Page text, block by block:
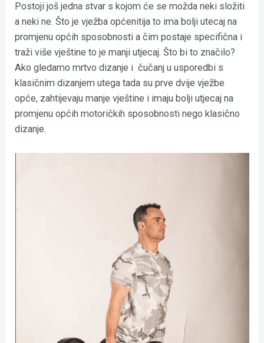
Postoji još jedna stvar s kojom će se možda neki složiti
a neki ne. Što je vježba općenitija to ima bolji utecaj na
promjenu općih sposobnosti a čim postaje specifična i
traži više vještine to je manji utjecaj. Što bi to značilo?
Ako gledamo mrtvo dizanje i čučanj u usporedbi s
klasičnim dizanjem utega tada su prve dvije vježbe
opće, zahtijevaju manje vještine i imaju bolji utjecaj na
promjenu općih motoričkih sposobnosti nego klasično
dizanje.